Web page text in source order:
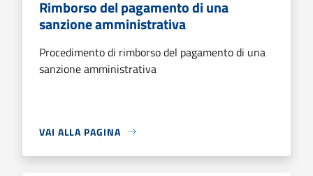
Rimborso del pagamento di una
sanzione amministrativa
Procedimento di rimborso del pagamento di una
sanzione amministrativa
VAI ALLA PAGINA